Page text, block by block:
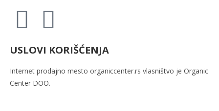
USLOVI KORIŠĆENJA
Internet prodajno mesto organiccenter.rs vlasništvo je Organic
Center DOO.